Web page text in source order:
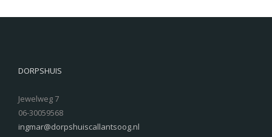
DORPSHUIS
Jewelweg 7
06-30059568
ingmar@dorpshuiscallantsoog.nl